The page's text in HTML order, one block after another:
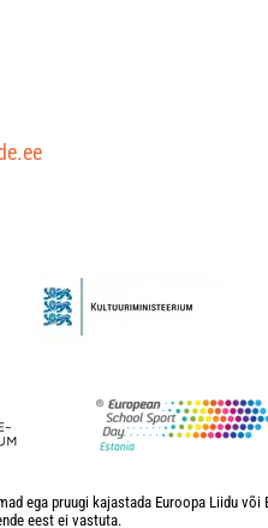
ega pruugi kajastada Euroopa Liidu
eest ei vastuta.